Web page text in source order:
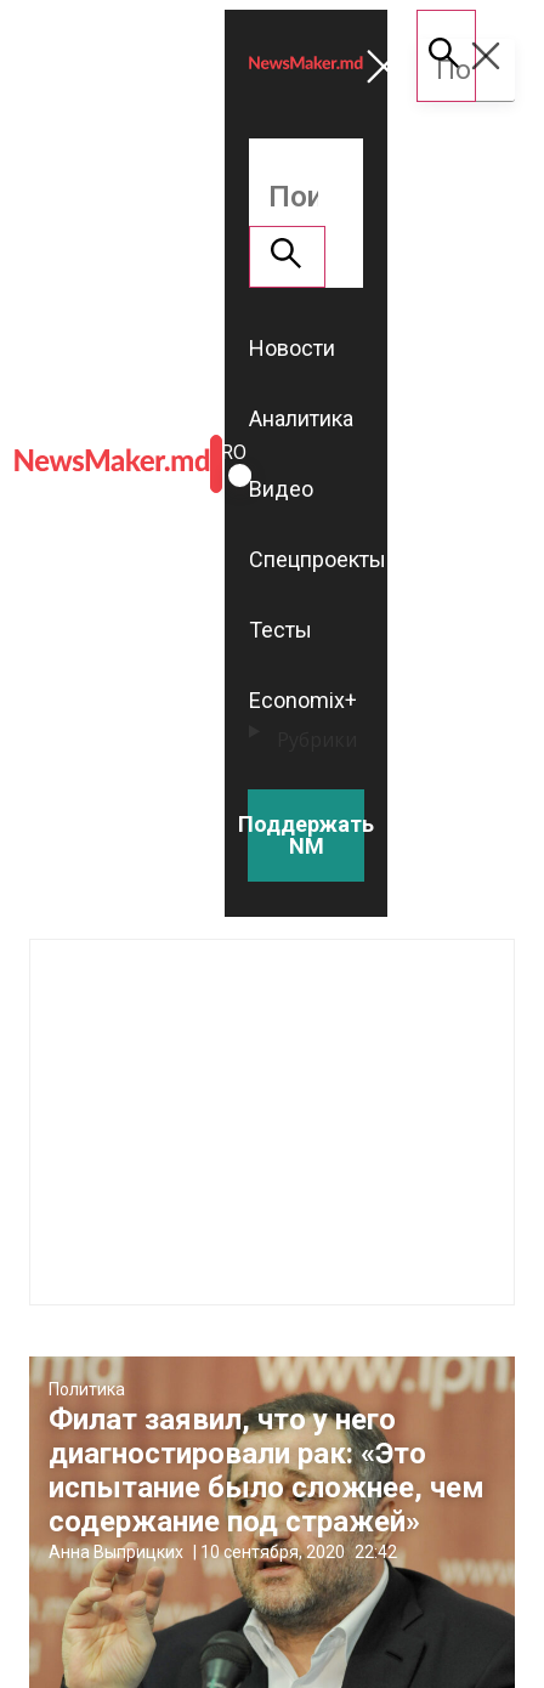
ROMÂNĂ
RU
Новости
Аналитика
Видео
Спецпроекты
Тесты
Economix+
Поддержать
NM
Политика
Филат заявил, что у него
диагностировали рак: «Это
испытание было сложнее, чем
содержание под стражей»
Анна Выприцких 10 сентября, 2020 22:42